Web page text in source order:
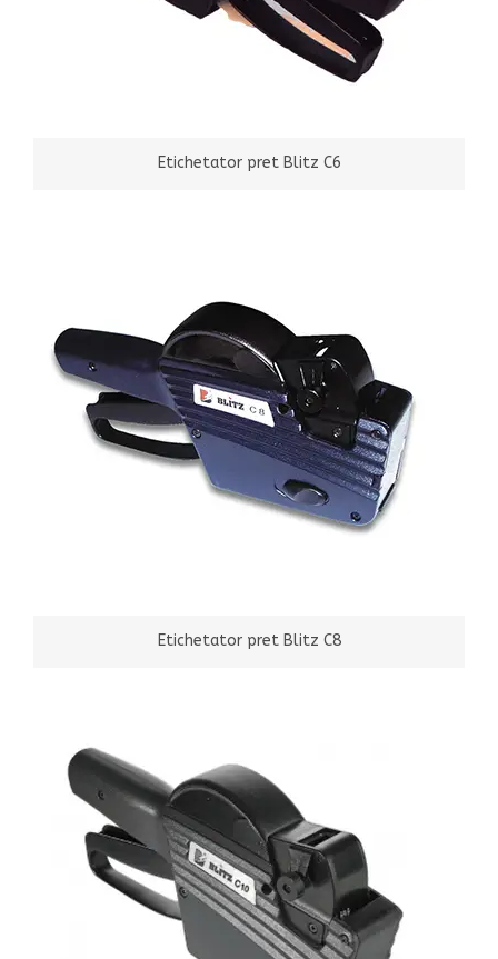
Etichetator pret Blitz C6
Etichetator pret Blitz C8